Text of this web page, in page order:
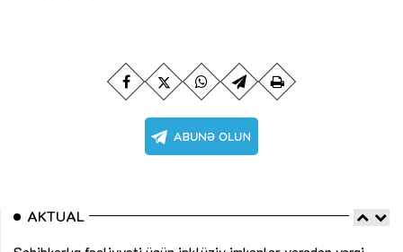
AKTUAL
Sahibkarlıq fəaliyyəti üçün inklüziv imkanlar yaradan vergi